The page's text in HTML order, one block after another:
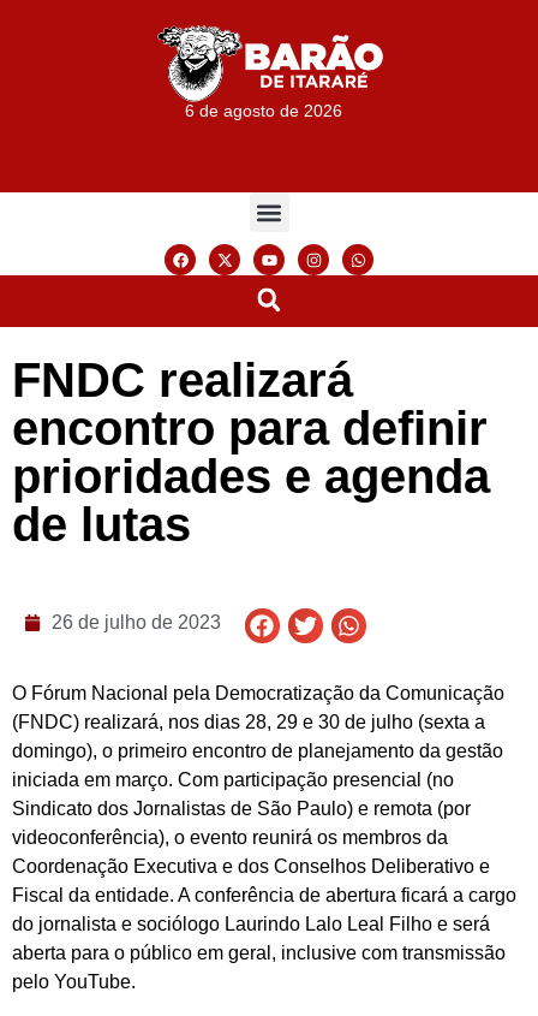
6 de agosto de 2026
FNDC realizará
encontro para definir
prioridades e agenda
de lutas
26 de julho de 2023
O Fórum Nacional pela Democratização da Comunicação
(FNDC) realizará, nos dias 28, 29 e 30 de julho (sexta a
domingo), o primeiro encontro de planejamento da gestão
iniciada em março. Com participação presencial (no
Sindicato dos Jornalistas de São Paulo) e remota (por
videoconferência), o evento reunirá os membros da
Coordenação Executiva e dos Conselhos Deliberativo e
Fiscal da entidade. A conferência de abertura ficará a cargo
do jornalista e sociólogo Laurindo Lalo Leal Filho e será
aberta para o público em geral, inclusive com transmissão
pelo YouTube.